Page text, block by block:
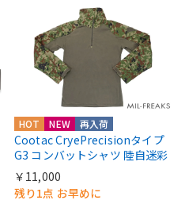
HOT NEW 再入荷
Cootac CryePrecisionタイプ
G3 コンバットシャツ 陸自迷彩
￥11,000
残り1点 お早めに